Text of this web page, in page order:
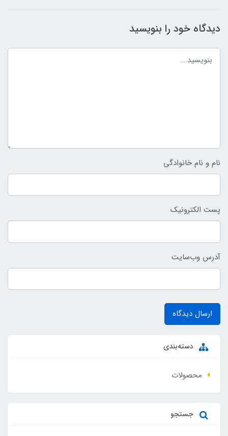
دیدگاه خود را بنویسید
نام و نام خانوادگی
پست الکترونیک
آدرس وب‌سایت
ارسال دیدگاه
دسته‌بندی
محصولات
جستجو